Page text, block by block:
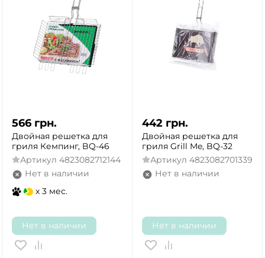
566 грн.
Двойная решетка для
гриля Кемпинг, BQ-46
Артикул 4823082712144
Нет в наличии
x 3 мес.
Нет в наличии
442 грн.
Двойная решетка для
гриля Grill Me, BQ-32
Артикул 4823082701339
Нет в наличии
Нет в наличии